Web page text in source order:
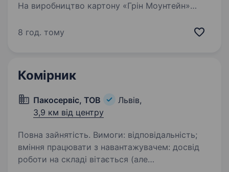
На виробництво картону «Грін Моунтейн»
гофроагрегату. Досвід роботи не потрібний.
8 год. тому
Комірник
Пакосервіс, ТОВ
Львів,
3,9 км від центру
Повна зайнятість. Вимоги: відповідальність;
вміння працювати з навантажувачем: досвід
роботи на складі вітається (але